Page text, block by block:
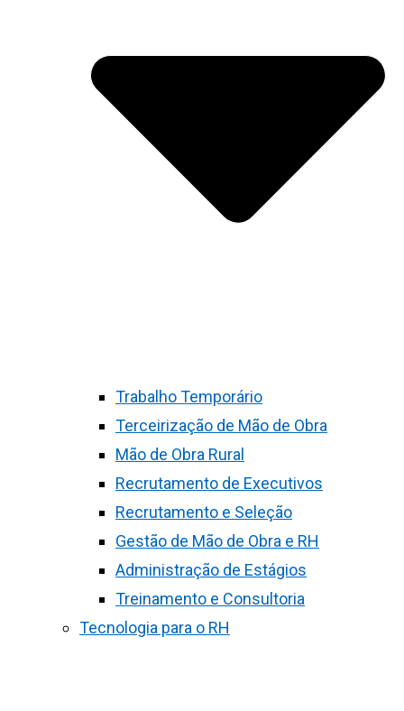
Trabalho Temporário
Terceirização de Mão de Obra
Mão de Obra Rural
Recrutamento de Executivos
Recrutamento e Seleção
Gestão de Mão de Obra e RH
Administração de Estágios
Treinamento e Consultoria
Tecnologia para o RH